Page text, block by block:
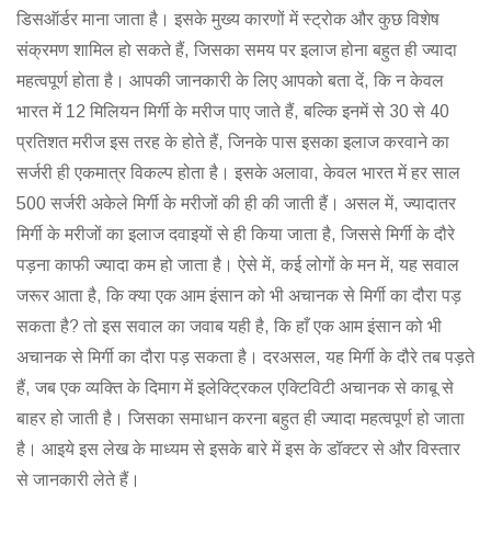
डिसऑर्डर माना जाता है। इसके मुख्य कारणों में स्ट्रोक और कुछ विशेष
संक्रमण शामिल हो सकते हैं, जिसका समय पर इलाज होना बहुत ही ज्यादा
महत्वपूर्ण होता है। आपकी जानकारी के लिए आपको बता दें, कि न केवल
भारत में 12 मिलियन मिर्गी के मरीज पाए जाते हैं, बल्कि इनमें से 30 से 40
प्रतिशत मरीज इस तरह के होते हैं, जिनके पास इसका इलाज करवाने का
सर्जरी ही एकमात्र विकल्प होता है। इसके अलावा, केवल भारत में हर साल
500 सर्जरी अकेले मिर्गी के मरीजों की ही की जाती हैं। असल में, ज्यादातर
मिर्गी के मरीजों का इलाज दवाइयों से ही किया जाता है, जिससे मिर्गी के दौरे
पड़ना काफी ज्यादा कम हो जाता है। ऐसे में, कई लोगों के मन में, यह सवाल
जरूर आता है, कि क्या एक आम इंसान को भी अचानक से मिर्गी का दौरा पड़
सकता है? तो इस सवाल का जवाब यही है, कि हाँ एक आम इंसान को भी
अचानक से मिर्गी का दौरा पड़ सकता है। दरअसल, यह मिर्गी के दौरे तब पड़ते
हैं, जब एक व्यक्ति के दिमाग में इलेक्ट्रिकल एक्टिविटी अचानक से काबू से
बाहर हो जाती है। जिसका समाधान करना बहुत ही ज्यादा महत्वपूर्ण हो जाता
है। आइये इस लेख के माध्यम से इसके बारे में इस के डॉक्टर से और विस्तार
से जानकारी लेते हैं।